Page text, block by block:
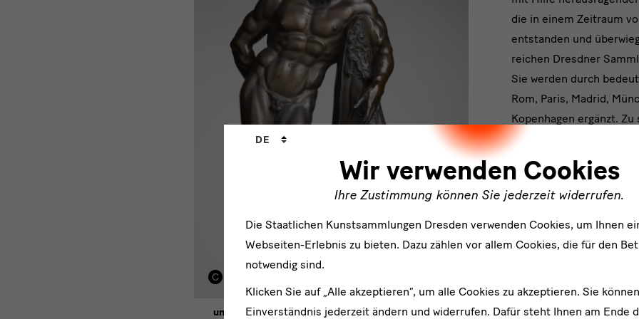
des
Herkules
die in einem Zeitraum
entstanden und
reichen Dresdner
Sie werden durch
Rom, Paris, Madrid,
Kopenhagen ergänzt.
Statuen, Reliefs und
Grafiken, Skulpturen und
Goldschmiedeobjekte
Die Ausstellung widmet
“Herkulesaufgaben”,
Herrscher wie Alexander
unbekannter Künstler, Herakles Farnese, letztes Drittel
Wir verwenden Cookies
Ihre Zustimmung können Sie jederzeit widerrufen.
Sprachwechsler
DE
Die Staatlichen Kunstsammlungen Dresden verwenden Cookies, um Ihnen
Webseiten-Erlebnis zu bieten. Dazu zählen vor allem Cookies, die für den
notwendig sind.
Klicken Sie auf „Alle akzeptieren“, um alle Cookies zu akzeptieren. Sie
Einverständnis jederzeit ändern und widerrufen. Dafür steht Ihnen am Ende